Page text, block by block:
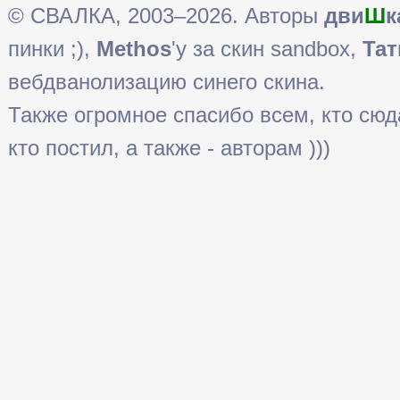
© СВАЛКА, 2003–2026. Авторы двиШ
пинки ;), Methos'у за скин sandbox,
вебдванолизацию синего скина.
Также огромное спасибо всем, кто
кто постил, а также - авторам )))